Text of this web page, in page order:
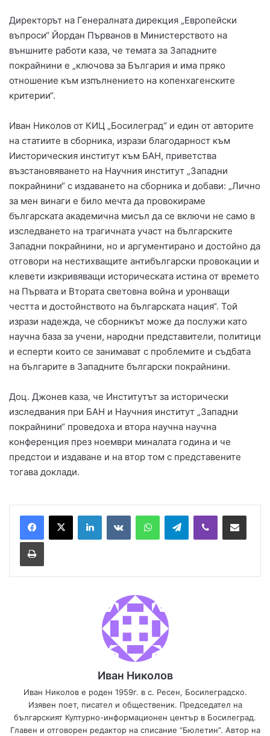
Директорът на Генералната дирекция „Европейски
въпроси“ Йордан Първанов в Министерството на
външните работи каза, че темата за Западните
покрайнини е „ключова за България и има пряко
отношение към изпълнението на копенхагенските
критерии“.
Иван Николов от КИЦ „Босилеград“ и един от авторите
на статиите в сборника, изрази благодарност към
Иисторическия институт към БАН, приветства
възстановяването на Научния институт „Западни
покрайнини“ с издаването на сборника и добави: „Лично
за мен винаги е било мечта да провокираме
българската академична мисъл да се включи не само в
изследването на трагичната участ на българските
Западни покрайнини, но и аргументирано и достойно да
отговори на нестихващите антибългарски провокации и
клевети изкривяващи историческата истина от времето
на Първата и Втората световна война и уронващи
честта и достойнството на българската нация“. Той
изрази надежда, че сборникът може да послужи като
научна база за учени, народни представители, политици
и есперти които се занимават с проблемите и съдбата
на българите в Западните български покрайнини.
Доц. Джонев каза, че Институтът за исторически
изследвания при БАН и Научния институт „Западни
покрайнини“ проведоха и втора научна научна
конференция през ноември миналата година и че
предстои и издаване и на втор том с представените
тогава доклади.
Иван Николов
Иван Николов е роден 1959г. в с. Ресен, Босилеградско.
Изявен поет, писател и общественик. Председател на
българският Културно-информационен център в Босилеград.
Главен и отговорен редактор на списание “Бюлетин”. Автор на